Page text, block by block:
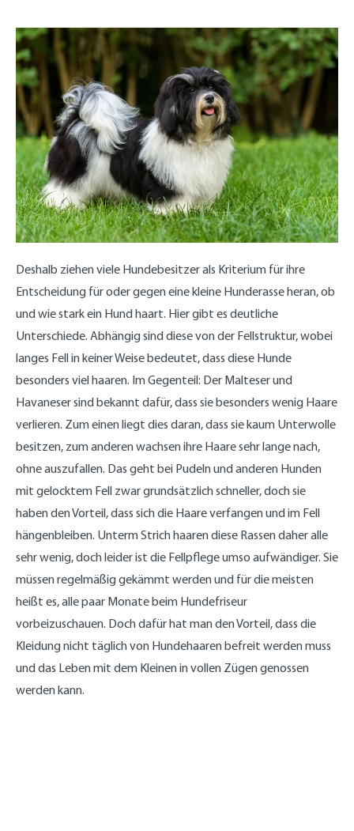
Deshalb ziehen viele Hundebesitzer als Kriterium für ihre
Entscheidung für oder gegen eine kleine Hunderasse heran, ob
und wie stark ein Hund haart. Hier gibt es deutliche
Unterschiede. Abhängig sind diese von der Fellstruktur, wobei
langes Fell in keiner Weise bedeutet, dass diese Hunde
besonders viel haaren. Im Gegenteil: Der Malteser und
Havaneser sind bekannt dafür, dass sie besonders wenig Haare
verlieren. Zum einen liegt dies daran, dass sie kaum Unterwolle
besitzen, zum anderen wachsen ihre Haare sehr lange nach,
ohne auszufallen. Das geht bei Pudeln und anderen Hunden
mit gelocktem Fell zwar grundsätzlich schneller, doch sie
haben den Vorteil, dass sich die Haare verfangen und im Fell
hängenbleiben. Unterm Strich haaren diese Rassen daher alle
sehr wenig, doch leider ist die Fellpflege umso aufwändiger. Sie
müssen regelmäßig gekämmt werden und für die meisten
heißt es, alle paar Monate beim Hundefriseur
vorbeizuschauen. Doch dafür hat man den Vorteil, dass die
Kleidung nicht täglich von Hundehaaren befreit werden muss
und das Leben mit dem Kleinen in vollen Zügen genossen
werden kann.